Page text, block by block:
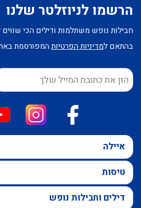
הרשמו לניוזלטר שלנו
חבילות נופש משתלמות ודילים הכי שווים
בהתאם למדיניות הפרטיותהמפורסמת
איילה
טיסות
דילים וחבילות נופש